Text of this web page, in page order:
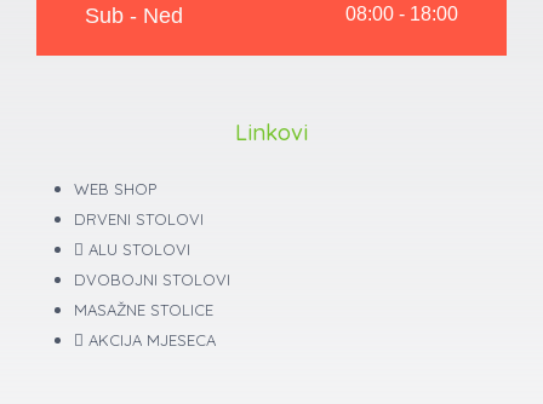
Sub - Ned 08:00 - 18:00
Linkovi
WEB SHOP
DRVENI STOLOVI
ALU STOLOVI
DVOBOJNI STOLOVI
MASAŽNE STOLICE
AKCIJA MJESECA